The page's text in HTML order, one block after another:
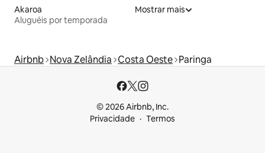
Akaroa
Aluguéis por temporada
Mostrar mais
Airbnb Nova Zelândia Costa Oeste Paringa
© 2026 Airbnb, Inc.
Privacidade
Termos